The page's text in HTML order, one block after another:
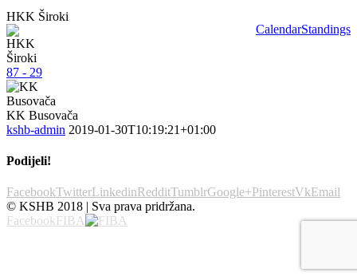
CalendarStandings
HKK Široki
87 - 29
KK Busovača
kshb-admin 2019-01-30T10:19:21+01:00
Podijeli!
FacebookTwitterLinkedinRedditTumblrGoogle+PinterestVkEmail
© KSHB 2018 | Sva prava pridržana.
FacebookFIBA